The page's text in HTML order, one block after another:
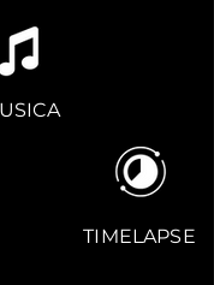
TIMELAPSE